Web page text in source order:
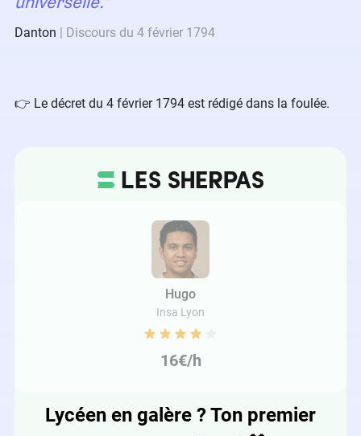
Danton Discours du 4 février 1794
👉 Le décret du 4 février 1794 est rédigé dans la foulée.
Hugo
Insa Lyon
16€/h
Lycéen en galère ? Ton premier